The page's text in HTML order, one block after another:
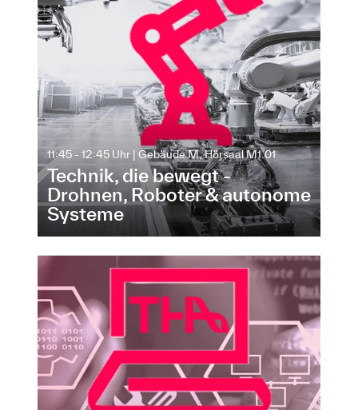
11:45 - 12:45 Uhr | Gebäude M, Hörsaal M1.01
Technik, die bewegt -
Drohnen, Roboter & autonome
Systeme